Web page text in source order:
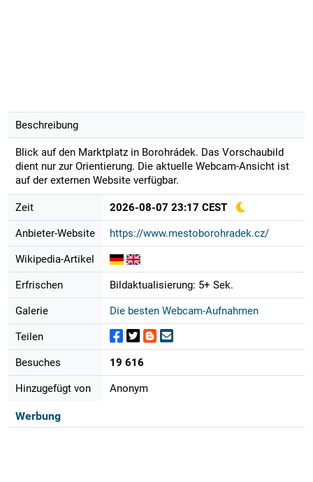
Beschreibung
Blick auf den Marktplatz in Borohrádek. Das Vorschaubild
dient nur zur Orientierung. Die aktuelle Webcam-Ansicht ist
auf der externen Website verfügbar.
Zeit 2026-08-07 23:17 CEST
Anbieter-Website https://www.mestoborohradek.cz/
Wikipedia-Artikel
Erfrischen Bildaktualisierung: 5+ Sek.
Galerie Die besten Webcam-Aufnahmen
Teilen
Besuches 19 616
Hinzugefügt von Anonym
Werbung